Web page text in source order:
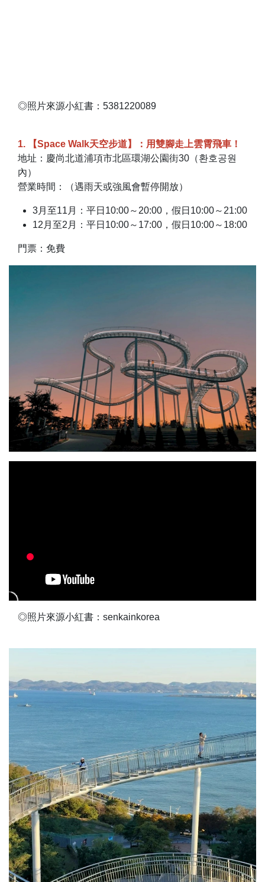
◎照片來源小紅書：5381220089
1. 【Space Walk天空步道】：用雙腳走上雲霄飛車！
地址：慶尚北道浦項市北區環湖公園街30（환호공원
內）
營業時間：（遇雨天或強風會暫停開放）
3月至11月：平日10:00～20:00，假日10:00～21:00
12月至2月：平日10:00～17:00，假日10:00～18:00
門票：免費
◎照片來源小紅書：senkainkorea